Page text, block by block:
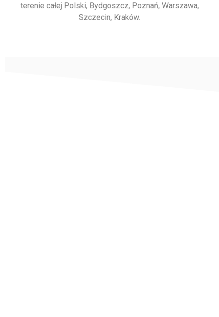
terenie całej Polski, Bydgoszcz, Poznań, Warszawa,
Szczecin, Kraków.